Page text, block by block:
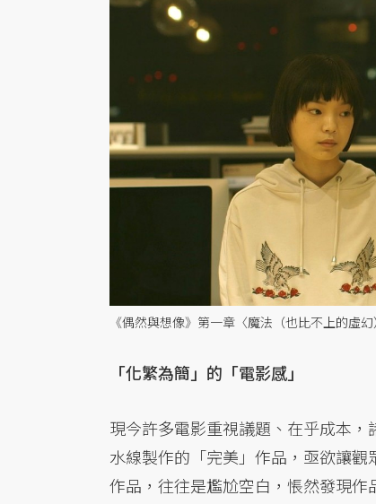
《偶然與想像》第一章〈魔法（也比不上的虛
「化繁為簡」的「電影感」
現今許多電影重視議題、在乎成本
水線製作的「完美」作品，亟欲讓
作品，往往是尷尬空白，悵然發現